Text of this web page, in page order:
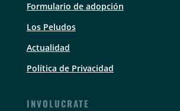
Formulario de adopción
Los Peludos
Actualidad
Política de Privacidad
INVOLUCRATE